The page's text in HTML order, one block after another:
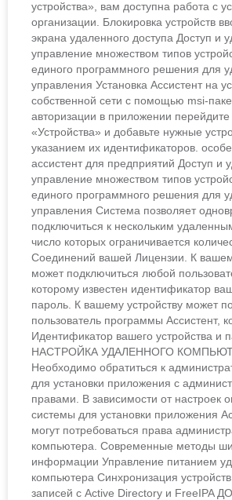
устройства», вам доступна работа с
организации. Блокировка устройств
экрана удаленного доступа Доступ и
управление множеством типов
единого программного решения для
управления Установка Ассистент на
собственной сети с помощью msi-
авторизации в приложении перейдите
«Устройства» и добавьте нужные
указанием их идентификаторов.
ассистент для предприятий Доступ и
управление множеством типов
единого программного решения для
управления Система позволяет
подключиться к нескольким
число которых ограничивается
Соединений вашей Лицензии. К
может подключиться любой
которому известен идентификатор
пароль. К вашему устройству может
пользователь программы Ассистент,
Идентификатор вашего устройства и
НАСТРОЙКА УДАЛЕННОГО
Необходимо обратиться к
для установки приложения с
правами. В зависимости от настроек
системы для установки приложения
могут потребоваться права
компьютера. Современные методы
информации Управление питанием
компьютера Синхронизация
записей с Active Directory и FreeIPA